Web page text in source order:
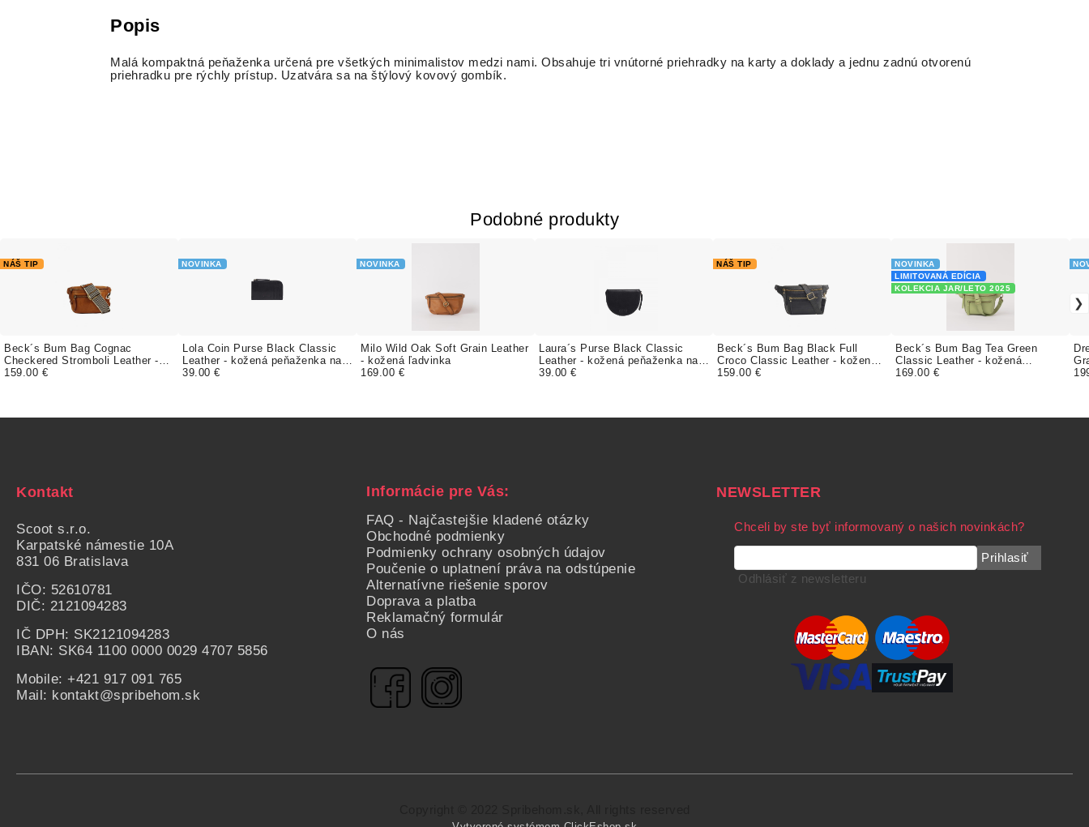
Popis
Malá kompaktná peňaženka určená pre všetkých minimalistov medzi nami. Obsahuje tri vnútorné priehradky na karty a doklady a jednu zadnú otvorenú
priehradku pre rýchly prístup. Uzatvára sa na štýlový kovový gombík.
Podobné produkty
Beck´s Bum Bag Cognac
Checkered Stromboli Leather -
kožená ľadvinka
NÁŠ TIP
159.00 €
Lola Coin Purse Black Classic
Leather - kožená peňaženka na
mince
NOVINKA
39.00 €
Milo Wild Oak Soft Grain Leather
- kožená ľadvinka
NOVINKA
169.00 €
Laura´s Purse Black Classic
Leather - kožená peňaženka na
mince
39.00 €
Beck´s Bum Bag Black Full
Croco Classic Leather - kožená
ľadvinka
NÁŠ TIP
159.00 €
Beck´s Bum Bag Tea Green
Classic Leather - kožená
ľadvinka
NOVINKA
LIMITOVANÁ EDÍCIA
KOLEKCIA JAR/LETO 2025
169.00 €
Kontakt
Scoot s.r.o.
Karpatské námestie 10A
831 06 Bratislava
IČO: 52610781
DIČ: 2121094283
IČ DPH: SK2121094283
IBAN: SK64 1100 0000 0029 4707 5856
Mobile: +421 917 091 765
Mail: kontakt@spribehom.sk
Informácie pre Vás:
FAQ - Najčastejšie kladené otázky
Obchodné podmienky
Podmienky ochrany osobných údajov
Poučenie o uplatnení práva na odstúpenie
Alternatívne riešenie sporov
Doprava a platba
Reklamačný formulár
O nás
NEWSLETTER
Chceli by ste byť informovaný o našich novinkách?
Prihlasiť
Odhlásiť z newsletteru